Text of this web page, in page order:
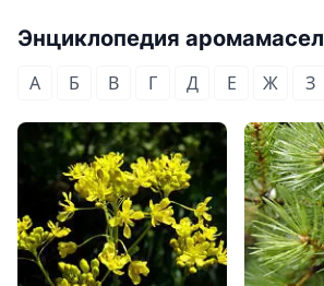
Энциклопедия аромамасел
А Б В Г Д Е Ж З